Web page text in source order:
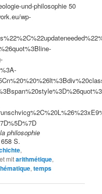
und-philosophie 50
wp-
philosophie
S.
,
mitarithmétique,
,temps